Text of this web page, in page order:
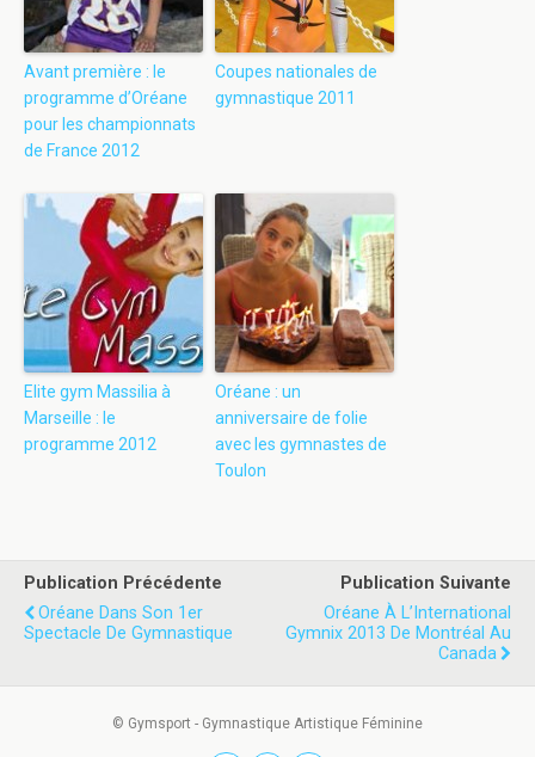
Avant première : le
programme d’Oréane
pour les championnats
de France 2012
Coupes nationales de
gymnastique 2011
Elite gym Massilia à
Marseille : le
programme 2012
Oréane : un
anniversaire de folie
avec les gymnastes de
Toulon
Publication Précédente
Oréane Dans Son 1er
Spectacle De Gymnastique
Publication Suivante
Oréane À L’International
Gymnix 2013 De Montréal Au
Canada
© Gymsport - Gymnastique Artistique Féminine